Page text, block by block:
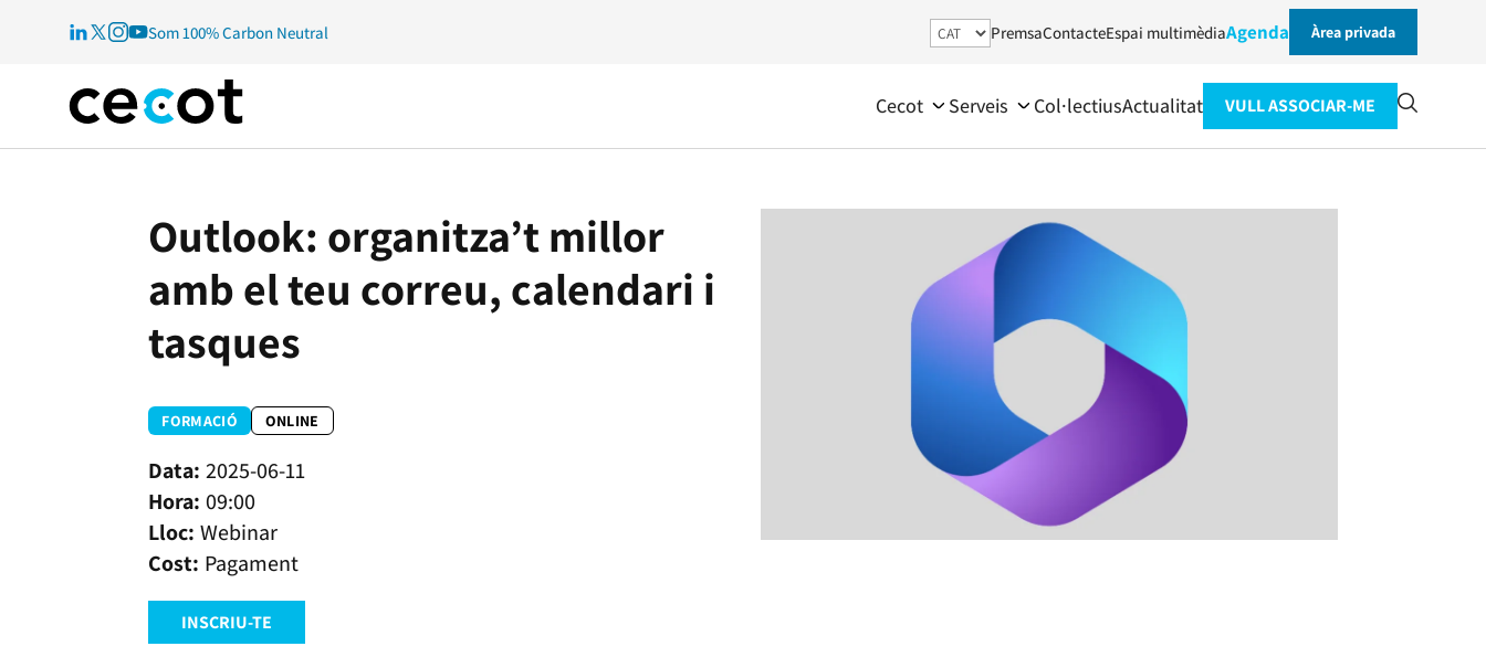
Som 100% Carbon Neutral PremsaContacteEspai multimèdiaAgenda Àrea privada
Cecot Serveis Col·lectiusActualitat VULL ASSOCIAR-ME
Outlook: organitza’t millor
amb el teu correu, calendari i
tasques
FORMACIÓ ONLINE
2025-06-11
09:00
Webinar
Pagament
INSCRIU-TE